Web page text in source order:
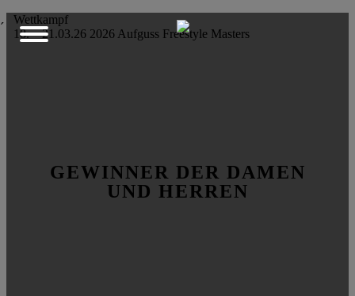
´
Wettkampf
18. – 21.03.26 2026 Aufguss Freestyle Masters
GEWINNER DER DAMEN
UND HERREN